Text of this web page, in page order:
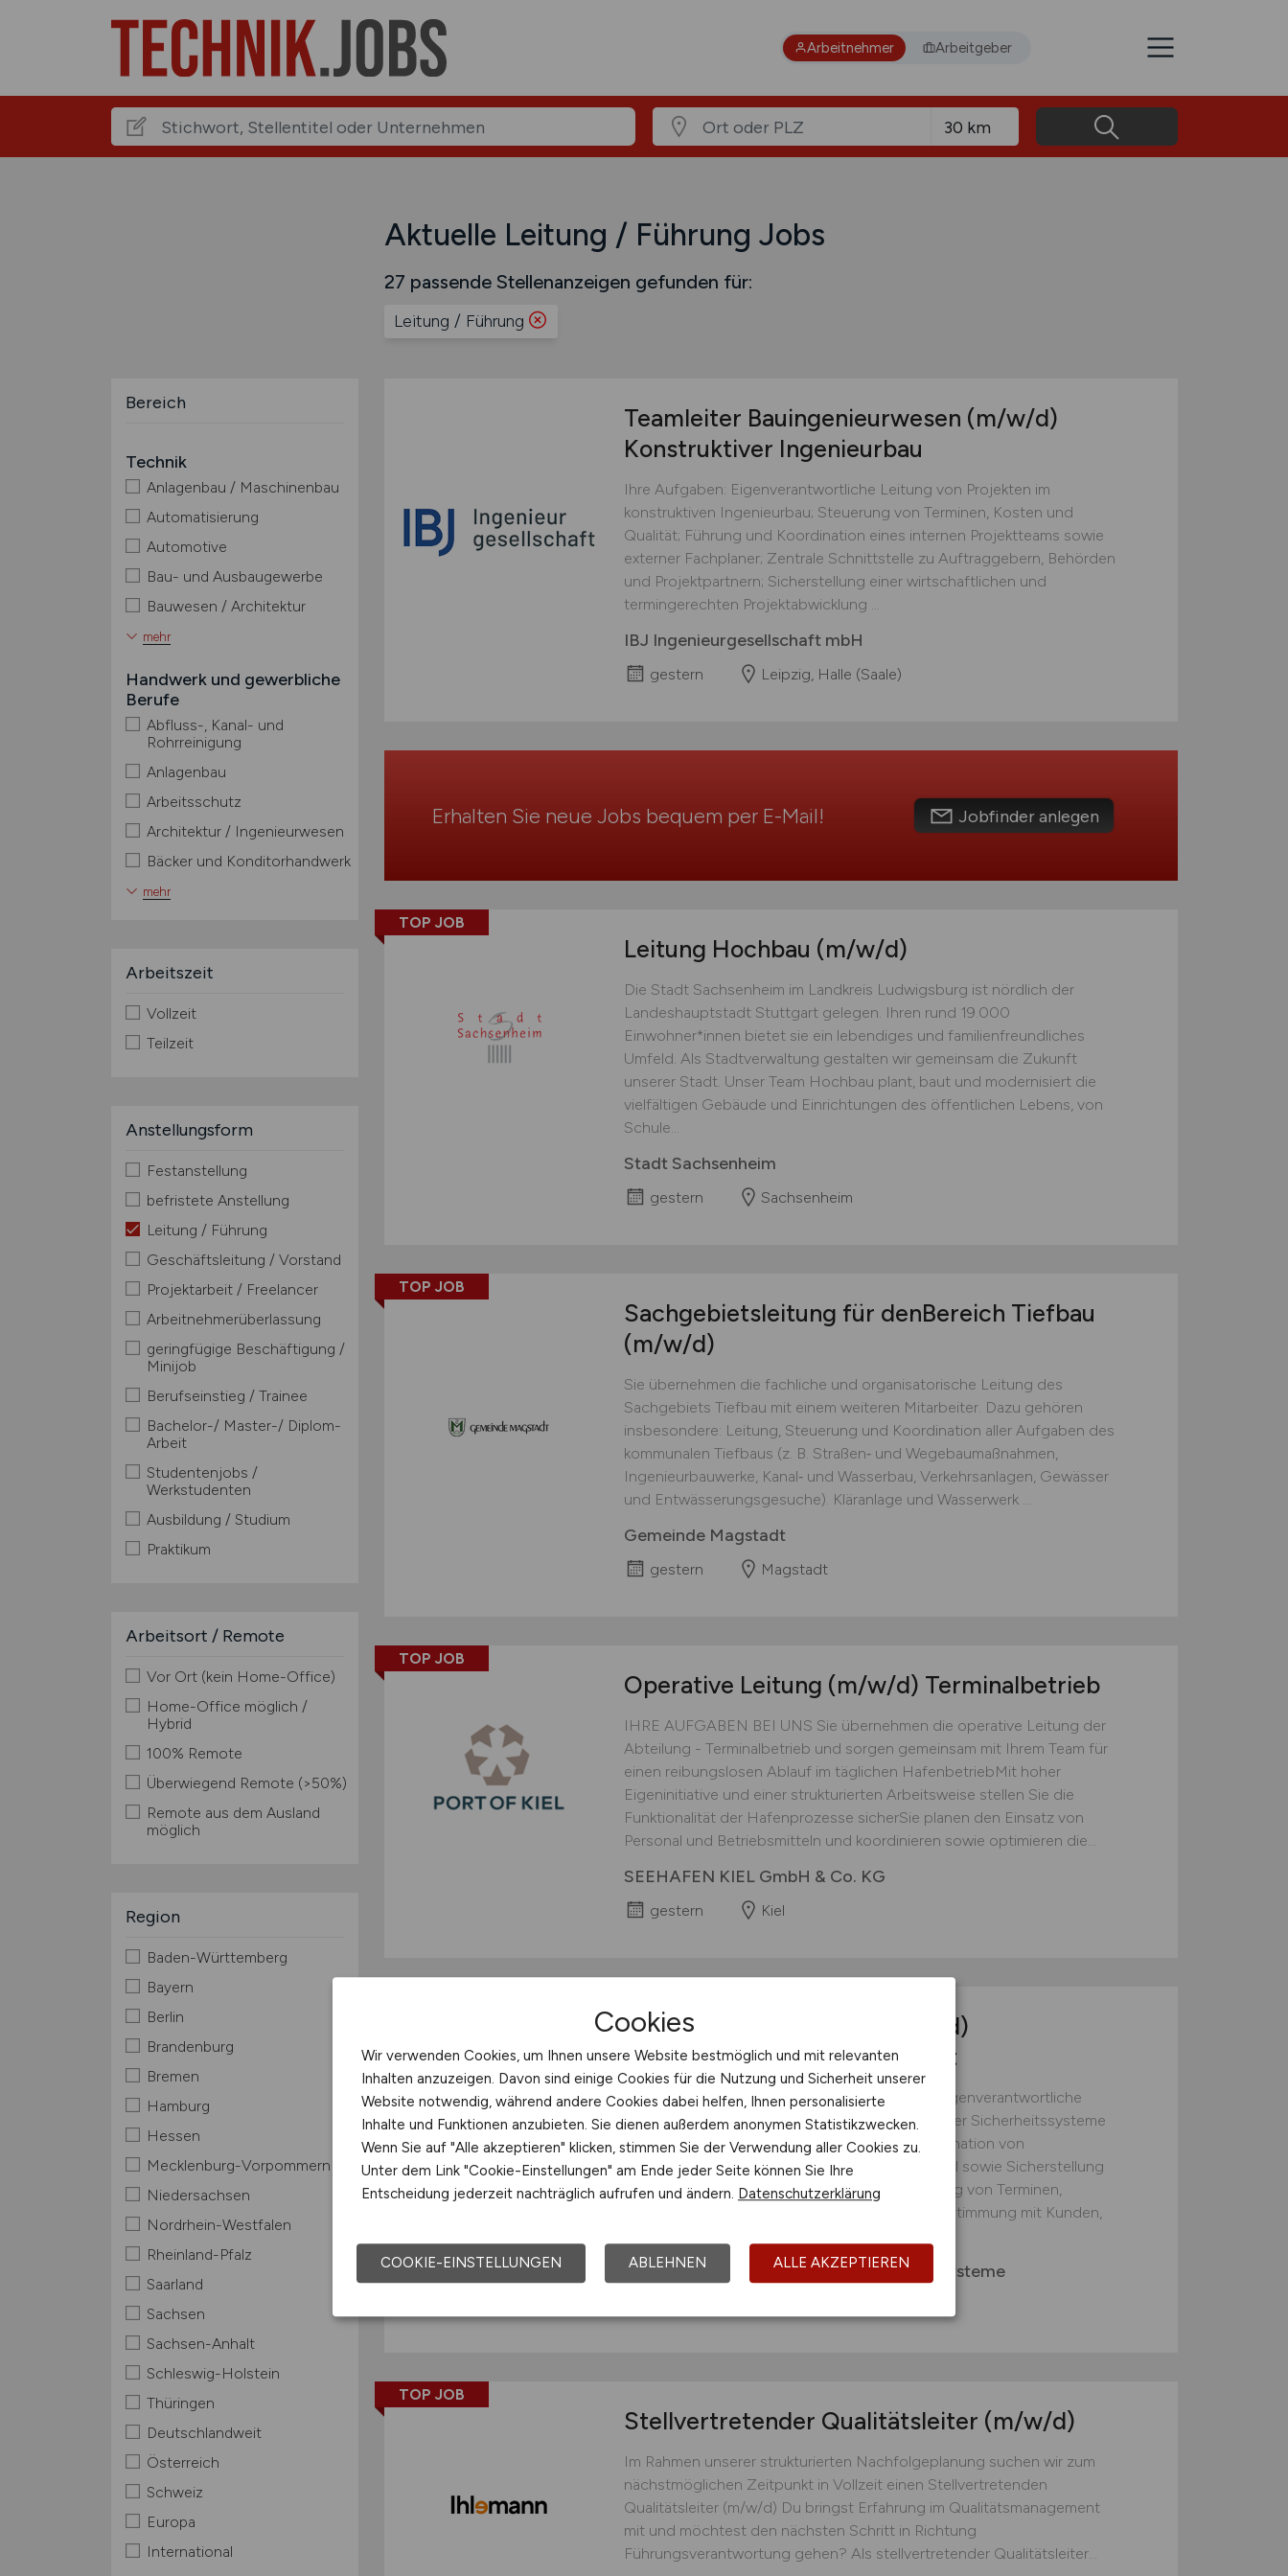
Arbeitnehmer Arbeitgeber
Aktuelle Leitung / Führung Jobs
27 passende Stellenanzeigen gefunden für:
Leitung / Führung
Bereich
Technik
Anlagenbau / Maschinenbau
Automatisierung
Automotive
Bau- und Ausbaugewerbe
Bauwesen / Architektur
mehr
Handwerk und gewerbliche
Berufe
Abfluss-, Kanal- und
Rohrreinigung
Anlagenbau
Arbeitsschutz
Architektur / Ingenieurwesen
Bäcker und Konditorhandwerk
mehr
Arbeitszeit
Vollzeit
Teilzeit
Anstellungsform
Festanstellung
befristete Anstellung
Leitung / Führung
Geschäftsleitung / Vorstand
Projektarbeit / Freelancer
Arbeitnehmerüberlassung
geringfügige Beschäftigung /
Minijob
Berufseinstieg / Trainee
Bachelor-/ Master-/ Diplom-
Arbeit
Studentenjobs /
Werkstudenten
Ausbildung / Studium
Praktikum
Arbeitsort / Remote
Vor Ort (kein Home-Office)
Home-Office möglich /
Hybrid
100% Remote
Überwiegend Remote (>50%)
Remote aus dem Ausland
möglich
Region
Baden-Württemberg
Bayern
Berlin
Brandenburg
Bremen
Hamburg
Hessen
Mecklenburg-Vorpommern
Niedersachsen
Nordrhein-Westfalen
Rheinland-Pfalz
Saarland
Sachsen
Sachsen-Anhalt
Schleswig-Holstein
Thüringen
Deutschlandweit
Österreich
Schweiz
Europa
International
Teamleiter Bauingenieurwesen (m/w/d)
Konstruktiver Ingenieurbau
Ihre Aufgaben: Eigenverantwortliche Leitung von Projekten im
konstruktiven Ingenieurbau; Steuerung von Terminen, Kosten und
Qualität; Führung und Koordination eines internen Projektteams sowie
externer Fachplaner; Zentrale Schnittstelle zu Auftraggebern, Behörden
und Projektpartnern; Sicherstellung einer wirtschaftlichen und
termingerechten Projektabwicklung ...
IBJ Ingenieurgesellschaft mbH
gestern Leipzig, Halle (Saale)
Erhalten Sie neue Jobs bequem per E-Mail! Jobfinder anlegen
TOP JOB
Leitung Hochbau (m/w/d)
Die Stadt Sachsenheim im Landkreis Ludwigsburg ist nördlich der
Landeshauptstadt Stuttgart gelegen. Ihren rund 19.000
Einwohner*innen bietet sie ein lebendiges und familienfreundliches
Umfeld. Als Stadtverwaltung gestalten wir gemeinsam die Zukunft
unserer Stadt. Unser Team Hochbau plant, baut und modernisiert die
vielfältigen Gebäude und Einrichtungen des öffentlichen Lebens, von
Schule...
Stadt Sachsenheim
gestern Sachsenheim
TOP JOB
Sachgebietsleitung für denBereich Tiefbau
(m/w/d)
Sie übernehmen die fachliche und organisatorische Leitung des
Sachgebiets Tiefbau mit einem weiteren Mitarbeiter. Dazu gehören
insbesondere: Leitung, Steuerung und Koordination aller Auf­gaben des
kommunalen Tiefbaus (z. B. Straßen‑ und Wegebaumaßnahmen,
Ingenieurbauwerke, Kanal‑ und Wasserbau, Verkehrsanlagen, Ge­wässer
und Entwässerungsgesuche). Kläranlage und Wasserwerk ...
Gemeinde Magstadt
gestern Magstadt
TOP JOB
Operative Leitung (m/w/d) Terminalbetrieb
IHRE AUFGABEN BEI UNS Sie übernehmen die operative Leitung der
Abteilung - Terminalbetrieb und sorgen gemeinsam mit Ihrem Team für
einen reibungslosen Ablauf im täglichen HafenbetriebMit hoher
Eigeninitiative und einer strukturierten Arbeitsweise stellen Sie die
Funktionalität der Hafenprozesse sicherSie planen den Einsatz von
Personal und Betriebsmitteln und koordinieren sowie optimieren die...
SEEHAFEN KIEL GmbH & Co. KG
gestern Kiel
Bau- oder Projektleiter
(m/w/d)
Sicherheitstechnik – Frankfurt
Auf Sie warten folgende Herausforderungen Eigenverantwortliche
Bau- oder Projektleitung im Bereich elektronischer Sicherheitssysteme
– von der Vorbereitung bis zur Abnahme.Koordination von
Mitarbeitenden, Nachunternehmern und Material sowie Sicherstellung
eines reibungslosen Projektablaufs.Überwachung von Terminen,
Qualität, Kosten und technischen Vorgaben.Abstimmung mit Kunden,
Securiton GmbH Alarm- und Sicherheitssysteme
TOP JOB
Stellvertretender Qualitätsleiter (m/w/d)
Im Rahmen unserer strukturierten Nachfolgeplanung suchen wir zum
nächstmöglichen Zeitpunkt in Vollzeit einen Stellvertretenden
Qualitätsleiter (m/w/d) Du bringst Erfahrung im Qualitätsmanagement
mit und möchtest den nächsten Schritt in Richtung
Führungsverantwortung gehen? Als stellvertretender Qualitätsleiter...
Cookies
Wir verwenden Cookies, um Ihnen unsere Website bestmöglich und mit relevanten
Inhalten anzuzeigen. Davon sind einige Cookies für die Nutzung und Sicherheit unserer
Website notwendig, während andere Cookies dabei helfen, Ihnen personalisierte
Inhalte und Funktionen anzubieten. Sie dienen außerdem anonymen Statistikzwecken.
Wenn Sie auf "Alle akzeptieren" klicken, stimmen Sie der Verwendung aller Cookies zu.
Unter dem Link "Cookie-Einstellungen" am Ende jeder Seite können Sie Ihre
Entscheidung jederzeit nachträglich aufrufen und ändern. Datenschutzerklärung
COOKIE-EINSTELLUNGEN ABLEHNEN ALLE AKZEPTIEREN